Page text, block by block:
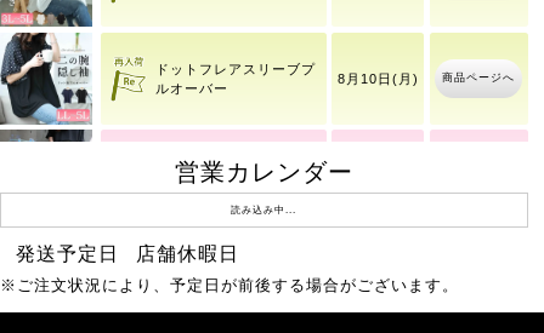
ドットフレアスリーブプ
ルオーバー
8月10日(月) 商品ページへ
大きいサイズ レディース
冷感
8月8日(土)
チェーンブレスレット
営業カレンダー
読み込み中...
発送予定日 店舗休暇日
※ご注文状況により、予定日が前後する場合がございます。